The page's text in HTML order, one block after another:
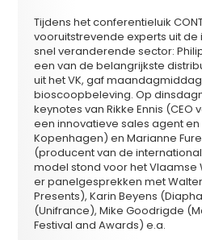
Tijdens het conferentieluik
vooruitstrevende experts uit de
snel veranderende sector:
een van de belangrijkste
uit het VK, gaf
bioscoopbeleving. Op
keynotes van Rikke Ennis (CEO
een innovatieve sales agent
Kopenhagen) en Marianne
(producent van de
model stond voor het Vlaamse
er panelgesprekken met
Presents), Karin Beyens
(Unifrance), Mike Goodrigde
Festival and Awards) e.a.